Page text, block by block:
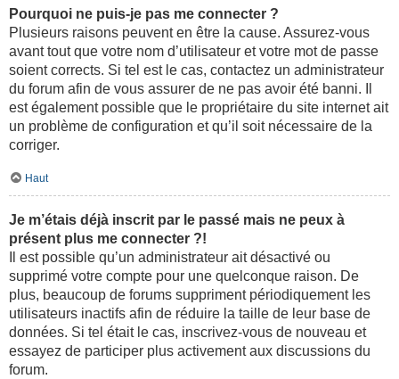
Pourquoi ne puis-je pas me connecter ?
Plusieurs raisons peuvent en être la cause. Assurez-vous
avant tout que votre nom d’utilisateur et votre mot de passe
soient corrects. Si tel est le cas, contactez un administrateur
du forum afin de vous assurer de ne pas avoir été banni. Il
est également possible que le propriétaire du site internet ait
un problème de configuration et qu’il soit nécessaire de la
corriger.
Haut
Je m’étais déjà inscrit par le passé mais ne peux à
présent plus me connecter ?!
Il est possible qu’un administrateur ait désactivé ou
supprimé votre compte pour une quelconque raison. De
plus, beaucoup de forums suppriment périodiquement les
utilisateurs inactifs afin de réduire la taille de leur base de
données. Si tel était le cas, inscrivez-vous de nouveau et
essayez de participer plus activement aux discussions du
forum.